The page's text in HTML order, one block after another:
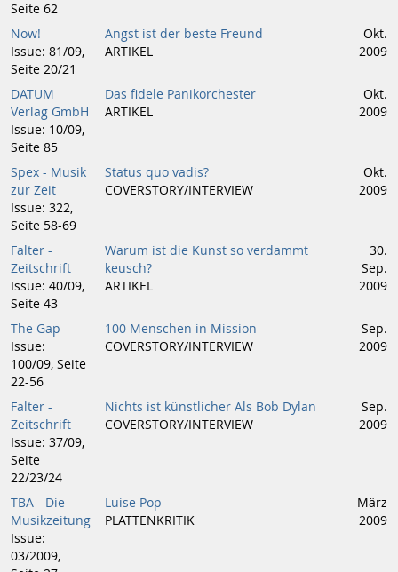
Seite 62
Now!
Issue: 81/09,
Seite 20/21
Angst ist der beste Freund
ARTIKEL
Okt.
2009
DATUM
Verlag GmbH
Issue: 10/09,
Seite 85
Das fidele Panikorchester
ARTIKEL
Okt.
2009
Spex - Musik
zur Zeit
Issue: 322,
Seite 58-69
Status quo vadis?
COVERSTORY/INTERVIEW
Okt.
2009
Falter -
Zeitschrift
Issue: 40/09,
Seite 43
Warum ist die Kunst so verdammt
keusch?
ARTIKEL
30.
Sep.
2009
The Gap
Issue:
100/09, Seite
22-56
100 Menschen in Mission
COVERSTORY/INTERVIEW
Sep.
2009
Falter -
Zeitschrift
Issue: 37/09,
Seite
22/23/24
Nichts ist künstlicher Als Bob Dylan
COVERSTORY/INTERVIEW
Sep.
2009
TBA - Die
Musikzeitung
Issue:
03/2009,
Luise Pop
PLATTENKRITIK
März
2009